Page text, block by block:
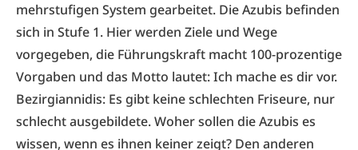
mehrstufigen System gearbeitet. Die Azubis befinden
sich in Stufe 1. Hier werden Ziele und Wege
vorgegeben, die Führungskraft macht 100-prozentige
Vorgaben und das Motto lautet: Ich mache es dir vor.
Bezirgiannidis: Es gibt keine schlechten Friseure, nur
schlecht ausgebildete. Woher sollen die Azubis es
wissen, wenn es ihnen keiner zeigt? Den anderen